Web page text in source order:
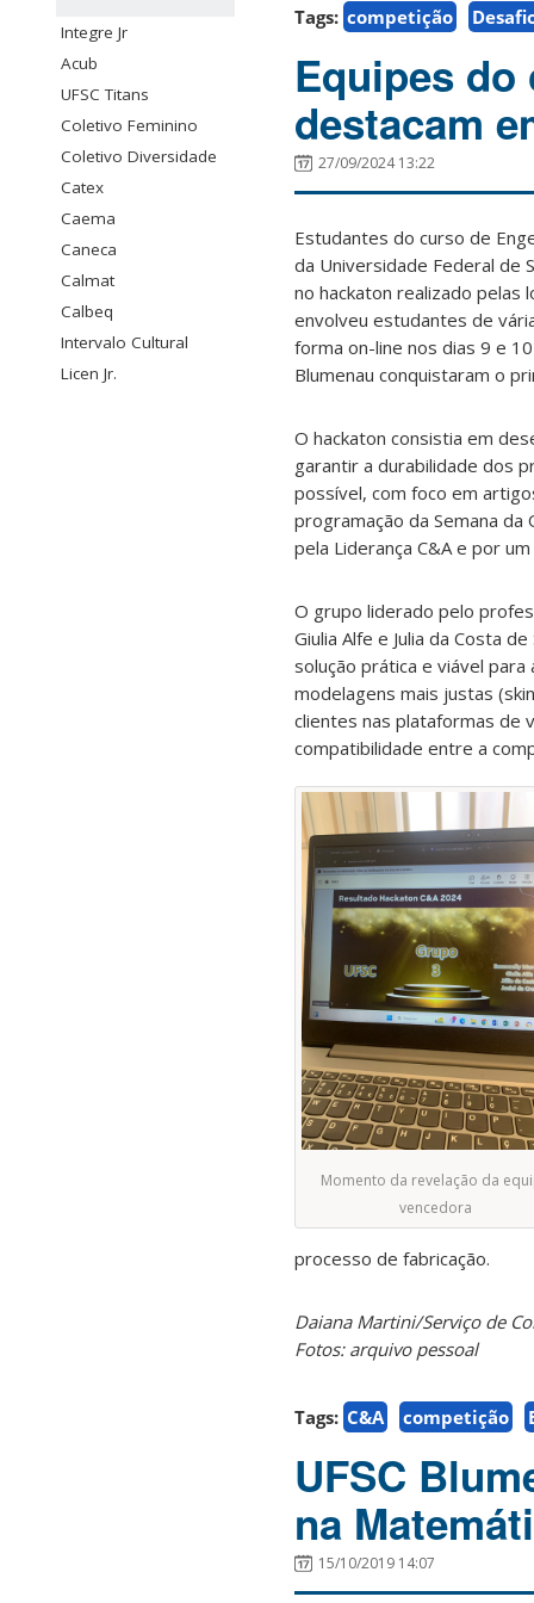
Integre Jr
Acub
UFSC Titans
Coletivo Feminino
Coletivo Diversidade
Catex
Caema
Caneca
Calmat
Calbeq
Intervalo Cultural
Licen Jr.
Tags: competição
Equipes do
destacam
27/09/2024 13:22
Estudantes do curso de
da Universidade Federal de
no hackaton realizado pelas
envolveu estudantes de
forma on-line nos dias 9 e
Blumenau conquistaram o
O hackaton consistia em
garantir a durabilidade dos
possível, com foco em
programação da Semana
pela Liderança C&A e por
O grupo liderado pelo
Giulia Alfe e Julia da Costa
solução prática e viável
modelagens mais justas
clientes nas plataformas de
compatibilidade entre a
Momento da revelação da
vencedora
processo de fabricação.
Daiana Martini/Serviço de
Fotos: arquivo pessoal
Tags: C&A competição
UFSC
na
15/10/2019 14:07